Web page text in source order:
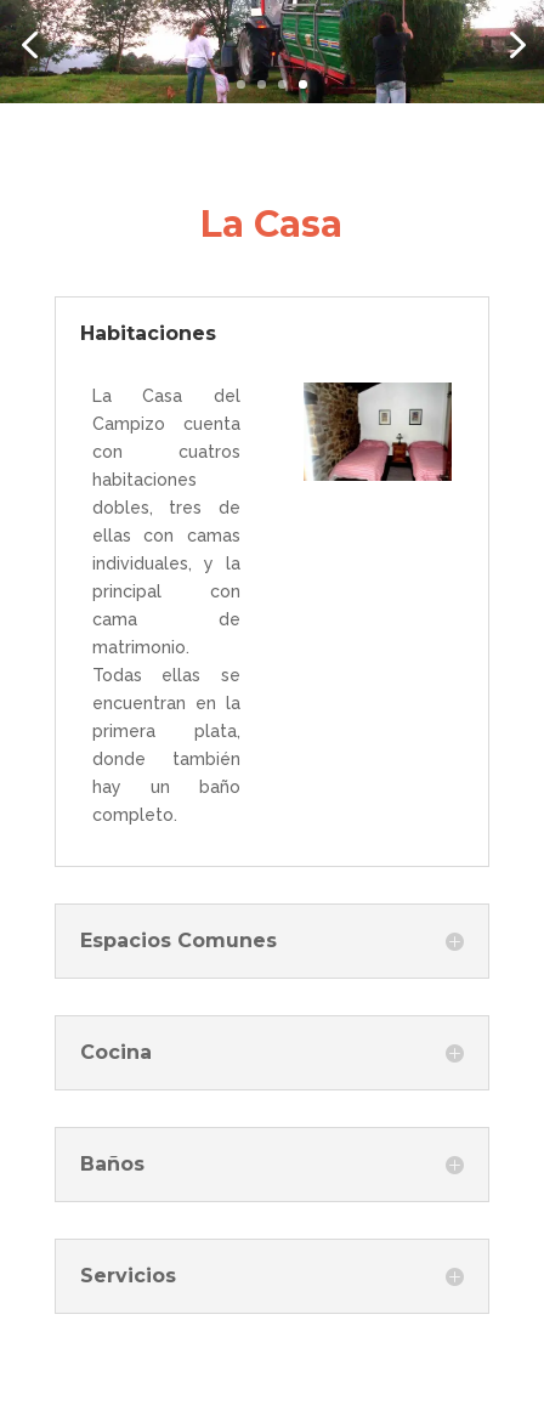
La Casa
Habitaciones
La Casa del
Campizo cuenta
con cuatros
habitaciones
dobles, tres de
ellas con camas
individuales, y la
principal con
cama de
matrimonio.
Todas ellas se
encuentran en la
primera plata,
donde también
hay un baño
completo.
Espacios Comunes
Cocina
Baños
Servicios